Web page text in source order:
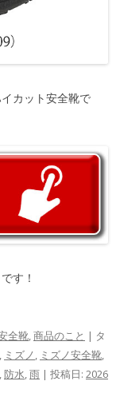
カット安全靴で
す！
全靴,商品のこと | タ
, ミズノ, ミズノ安全靴,
,防水,雨 | 投稿日: 2026